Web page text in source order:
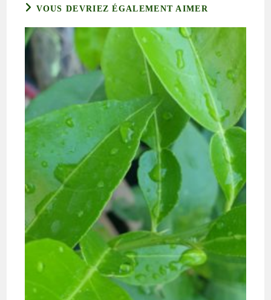
VOUS DEVRIEZ ÉGALEMENT AIMER